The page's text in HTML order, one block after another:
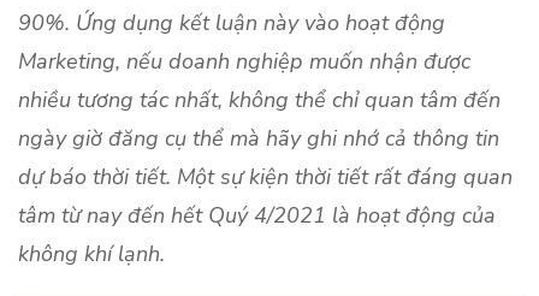
90%. Ứng dụng kết luận này vào hoạt động
Marketing, nếu doanh nghiệp muốn nhận được
nhiều tương tác nhất, không thể chỉ quan tâm đến
ngày giờ đăng cụ thể mà hãy ghi nhớ cả thông tin
dự báo thời tiết. Một sự kiện thời tiết rất đáng quan
tâm từ nay đến hết Quý 4/2021 là hoạt động của
không khí lạnh.